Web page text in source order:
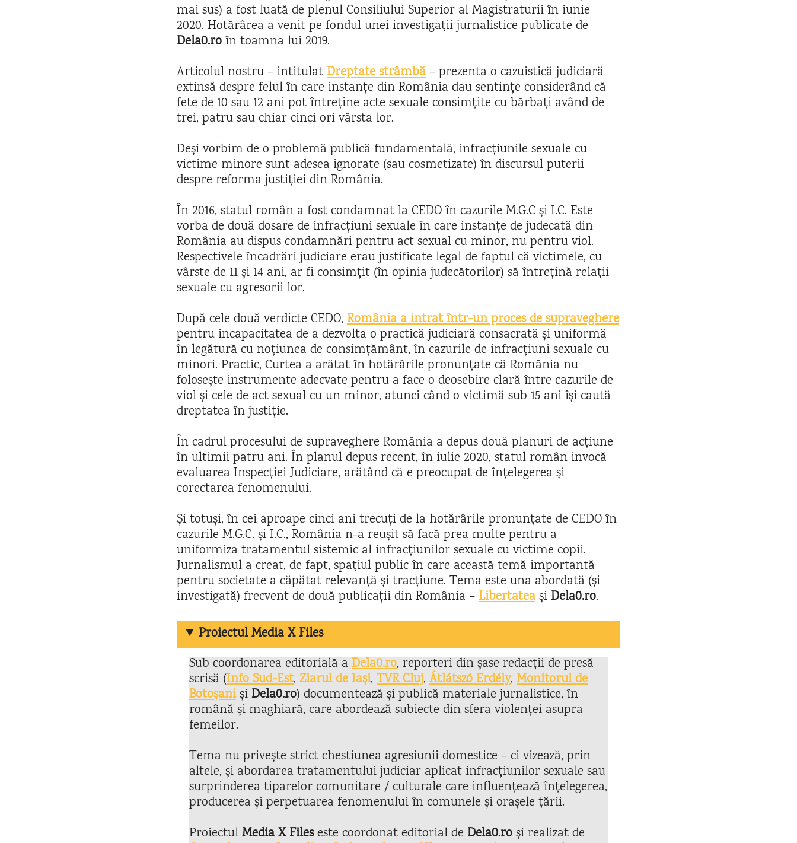
mai sus) a fost luată de plenul Consiliului Superior al Magistraturii în iunie
2020. Hotărârea a venit pe fondul unei investigații jurnalistice publicate de
Dela0.roîn toamna lui 2019.
Articolul nostru – intitulatDreptate strâmbă – prezenta o cazuistică judiciară
extinsă despre felul în care instanțe din România dau sentințe considerând că
fete de 10 sau 12 ani pot întreține acte sexuale consimțite cu bărbați având de
trei, patru sau chiar cinci ori vârsta lor.
Deși vorbim de o problemă publică fundamentală, infracțiunile sexuale cu
victime minore sunt adesea ignorate (sau cosmetizate) în discursul puterii
despre reforma justiției din România.
În 2016, statul român a fost condamnat la CEDO în cazurile M.G.C și I.C. Este
vorba de două dosare de infracțiuni sexuale în care instanțe de judecată din
România au dispus condamnări pentru act sexual cu minor, nu pentru viol.
Respectivele încadrări judiciare erau justificate legal de faptul că victimele, cu
vârste de 11 și 14 ani, ar fi consimțit (în opinia judecătorilor) să întrețină relații
sexuale cu agresorii lor.
După cele două verdicte CEDO, România a intrat într-un proces de supraveghere
pentru incapacitatea de a dezvolta o practică judiciară consacrată și uniformă
în legătură cu noțiunea de consimțământ, în cazurile de infracțiuni sexuale cu
minori. Practic, Curtea a arătat în hotărârile pronunțate că România nu
folosește instrumente adecvate pentru a face o deosebire clară între cazurile de
viol și cele de act sexual cu un minor, atunci când o victimă sub 15 ani își caută
dreptatea în justiție.
În cadrul procesului de supraveghere România a depus două planuri de acțiune
în ultimii patru ani. În planul depus recent, în iulie 2020, statul român invocă
evaluarea Inspecției Judiciare, arătând că e preocupat de înțelegerea și
corectarea fenomenului.
Și totuși, în cei aproape cinci ani trecuți de la hotărârile pronunțate de CEDO în
cazurile M.G.C. și I.C., România n-a reușit să facă prea multe pentru a
uniformiza tratamentul sistemic al infracțiunilor sexuale cu victime copii.
Jurnalismul a creat, de fapt, spațiul public în care această temă importantă
pentru societate a căpătat relevanță și tracțiune. Tema este una abordată (și
investigată) frecvent de două publicații din România –LibertateașiDela0.ro.
Proiectul Media X Files
Sub coordonarea editorială a Dela0.ro, reporteri din șase redacții de presă
scrisă (Info Sud-Est, Ziarul de Iași, TVR Cluj, Átlátszó Erdély, Monitorul de
BotoșanișiDela0.ro) documentează și publică materiale jurnalistice, în
română și maghiară, care abordează subiecte din sfera violenței asupra
femeilor.
Tema nu privește strict chestiunea agresiunii domestice – ci vizează, prin
altele, și abordarea tratamentului judiciar aplicat infracțiunilor sexuale sau
surprinderea tiparelor comunitare / culturale care influențează înțelegerea,
producerea și perpetuarea fenomenului în comunele și orașele țării.
ProiectulMedia X Fileseste coordonat editorial de Dela0.roși realizat de